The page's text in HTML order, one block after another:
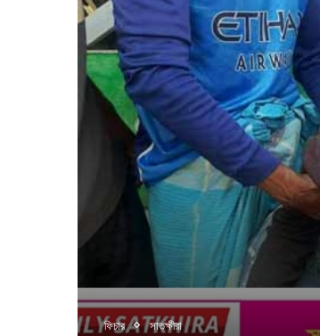
ফিচার সাতক্ষীরা